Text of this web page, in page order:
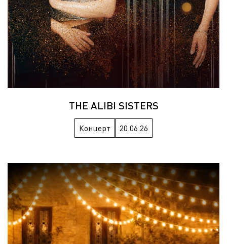
THE ALIBI SISTERS
Концерт 20.06.26